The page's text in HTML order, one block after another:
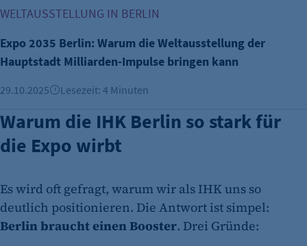
WELTAUSSTELLUNG IN BERLIN
Expo 2035 Berlin: Warum die Weltausstellung der
Hauptstadt Milliarden-Impulse bringen kann
29.10.2025 Lesezeit: 4 Minuten
Warum die IHK Berlin so stark für
die Expo wirbt
Es wird oft gefragt, warum wir als IHK uns so
deutlich positionieren. Die Antwort ist simpel:
Berlin braucht einen Booster. Drei Gründe: